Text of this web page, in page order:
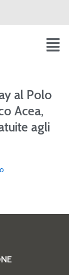
al Polo
Acea,
agli